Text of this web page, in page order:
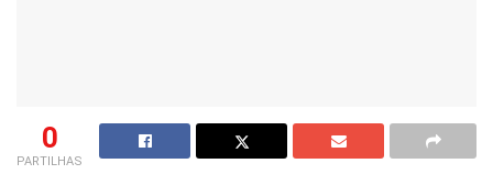
0
PARTILHAS